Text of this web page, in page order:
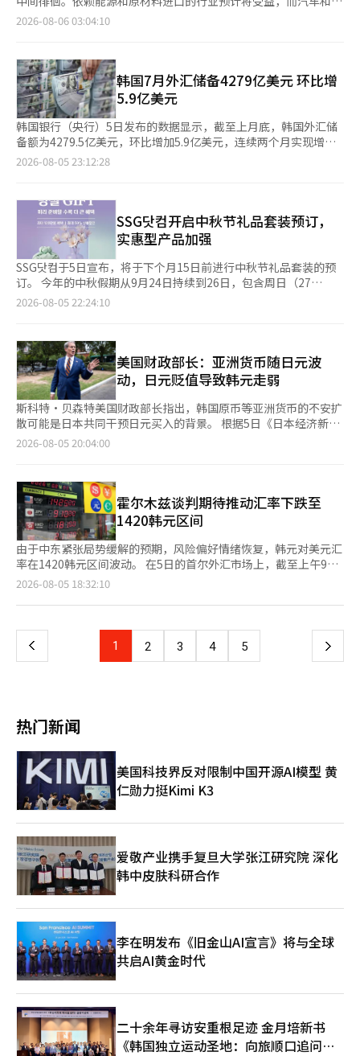
利率可能继续下行。 - 然而，利率下行的幅度可能有限，因为需要
确认的材料较多。 - 会议记录中几乎没有考虑连续加息的委员，而
10月。 ◆收盘后（5日）主要公告 ▷LG CNS决定进行约727亿韩
元的中期现金分红……每股750韩元 ▷哈纳微电子决定发行规模为
1000亿韩元的可交换债券 ▷由于管理类别指定的担忧，썸에이지
决定撤回股东配售增资 ▷考来铅决定进行1019亿韩元的季度现金
分红……每股5000韩元 ▷光和电子完成60亿韩元规模的私募可转
换债券发行 ◆基金动态（截至4日，不包括ETF） 国内股票型：
357亿韩元 海外股票型：-10亿韩元 ◆今日（周四）主要日程 德
国：工厂订单（6月） 欧元区：零售销售（6月） 美国：单位劳动
价压力、中东战争导致的能源供应不稳定及人工智能(AI)投资扩大
的影响是否会减缓。 库克在上个月29日的联邦公开市场委员会
利率维持不变的决定以9票对3票通过。 克利夫兰联邦储备银行行
长贝斯·哈梅克、明尼阿波利斯联邦储备银行行长尼尔·卡西卡里
和达拉斯联邦储备银行行长洛里·洛根均要求加息0.25个百分点，
并对此次维持不变的决定投了反对票。 卡西卡里在当天接受CNBC
采访时表示，“现在是逐步加息的合适时机”，并呼吁采取渐进的
加息措施。他指出，“企业业绩、消费和劳动力市场均表现良
好”，并质疑目前的货币政策是否足够紧缩，以明显抑制经济。※
本报道经人工智能（AI）系统翻译与编辑。
电等出口企业则因韩元换算过程中汇兑收益减少，盈利能力预计将
易日下跌8.0韩元。与上个月6日的收盘价1539.70韩元相比，下跌
了111.5韩元（7.3%）。韩元对美元汇率在6月5日达到1561.50韩
元的年内高点后，因政府的外汇市场稳定措施、SK海力士的美国
存托凭证（ADR）相关兑换需求，以及美日货币政策的协同等因
素，汇率在本月初降至1430韩元中间，并连续三天下跌。 随着汇
率上升势头的减弱，曾因高汇率和业绩恶化而苦苦挣扎的行业迎来
了“甘霖”。当韩元对美元走强时，航空、锂电池、钢铁和石化等
企业在以美元支付原油进口费用时，固定成本降低，盈利能力得到
维修费及采购部件费用时，外汇负债急剧增加，损失严重。旅游和
免税店行业也对韩元走强带来的需求恢复充满期待。 相反，出口
比例较高的企业预计将面临盈利下降。半导体、汽车、造船和国防
等出口行业因海外销售款以美元结算，汇率越高，销售额和营业利
润越大。证券界分析认为，韩元对美元汇率每波动10韩元，三星电
子和SK海力士的年营业利润分别会波动约3000亿韩元和1000亿韩
元。现代汽车和起亚也表示，汇率每下降10韩元，营业利润将减少
2000亿至3000亿韩元。 企业们正因汇率波动性加大而为中长期影
了负担”，并表示“将赚取的外汇优先分配到美元支出项目，同时
调整各货币资产和负债规模，并利用多种衍生产品来加强汇率风险
管理。”※ 本报道经人工智能（AI）系统翻译与编辑。
2026-08-06 03:04:10
韩国7月外汇储备4279亿美元 环比增
5.9亿美元
韩国银行（央行）5日发布的数据显示，截至上月底，韩国外汇储
备额为4279.5亿美元，环比增加5.9亿美元，连续两个月实现增
长。 央行表示，尽管与国民年金公团进行了外汇互换，但受新发
幅增加。 从资产构成来看，有价证券环比减少33.9亿美元，为
3806.8亿美元；国际货币基金组织（IMF）特别提款权（SDR）减
少3000万美元，为157.8亿美元；存款准备金增加25.9亿美元，达
213.5亿美元；黄金储备维持在47.9亿美元不变。 截至6月底，韩
国外汇储备规模为4274亿美元，位于全球第10位，较5月底上升3
位。中国大陆以3.4105万亿美元位居全球第一，其后依次为日本
（1.3830万亿美元）、瑞士（1.0823万亿美元）、俄罗斯（7587
亿美元）、印度（6907亿美元）、中国台湾（6025亿美元）、德
亿美元）、法国（4494亿美元）和中国香港（4421亿美元）。
2026-08-05 23:12:28
SSG닷컴开启中秋节礼品套装预订，
实惠型产品加强
SSG닷컴于5日宣布，将于下个月15日前进行中秋节礼品套装的预
订。 今年的中秋假期从9月24日持续到26日，包含周日（27
日），形成四天的假期。SSG닷컴预计，由于假期相对较短，在线
韩元左右的实惠型礼品套装数量比去年中秋节增加了18%。 作为
高端代表商品，自有品牌“正谈”的水果套装包含苹果、梨、阳光
蜜葡萄和苹果芒果，售价在9万5000韩元左右。“清潭晨家”的
1++ No.9等级和牛烤肉套装售价在30万韩元左右，此外还有朝鲜
酒店与度假村的70多种食品及生活方式套装，以及“卡比亚里”的
鱼子酱套装等高端美食商品。 在实惠型产品阵容中，准备了“大
川海苔”罐装海苔、“沙潮”金枪鱼罐头、“新罗名果”马德琳等
食品套装，价格在1万韩元左右。同时，还推出了“爱敬”、“LG
间购买时，部分商品可享受最高50%的折扣优惠。根据购买金额，
还可获得最高120万韩元的SSG货币积分或即时折扣优惠。 付费会
员“쓱7클럽”的会员将获得额外优惠。将提供水果、和牛、金枪
鱼等会员专属特价商品，购买“쓱配送”套装时可获得支付金额的
7%作为SSG货币积分，购买快递配送套装时可获得3%的积分。最
近三个月内购买4次以上且购买金额超过100万韩元的“쓱7클럽
VIP”客户将享受无限制的积分优惠。 방승재 SSG닷컴市场部负责
人表示：“希望大家能够合理利用预订和会员优惠，准备中秋节礼
物。”
2026-08-05 22:24:10
美国财政部长：亚洲货币随日元波
动，日元贬值导致韩元走弱
斯科特·贝森特美国财政部长指出，韩国原币等亚洲货币的不安扩
散可能是日本共同干预日元买入的背景。 根据5日《日本经济新
闻》的报道，贝森特在前一天接受该报独家采访时表示：“目前许
感到提升人民币价值的压力。” 贝森特将1990年代亚洲金融危机
的教训作为此次美日共同干预的背景。他指出，1998年日元贬值
导致亚洲金融危机进一步恶化。 他在同一天接受美国CNBC电视台
采访时表示：“如果日元持续贬值，其他货币也可能随之贬值，我
已经目睹韩元出现过度波动的情况。”他强调：“日元的水平可能
引发其他问题或竞争性货币贬值，这并不健康，稳定的日元对美国
及整个亚洲都非常重要。” 此前，美国和日本货币当局于上个月
31日（当地时间）进行了近28年来首次的日元买入共同干预。干
预后，日元迅速回升，韩元也随之上涨，市场上出现了韩国外汇当
官员指出：“日本的进口依赖度高，日元贬值推动了物价上
涨。”他表示，如果日本国债利率上升，全球资金流动将发生变
他对日本银行行长上田和夫表示：“我认识他15年，非常信任他，
的政策将导致日元升值，这应被视为一个信号。” 暗示可能进行
进一步干预 贝森特表示，未来可能会进行进一步的共同干预。他
说：“我们与东京保持密切沟通，将采取必要措施，以支持美国经
济和纳税人，并稳定全球经济。” 美国高级官员也表示，未来的
共同干预“所有选择都是开放的”，这意味着不排除以出售美元的
方式进行干预。 不过，在此次干预中，美国是购买日元并出售欧
元，该官员解释说，直接出售美元可能会被视为美国试图引导美元
贬值，因此希望明确维持强美元政策。 美国还在关注对日元贬值
下注的投机势力。美国高级官员指出，近期日元卖出头寸已达到数
年来的最高水平，但他强调日本并没有出现资本大量外流的迹象。
日本财务省财务官三村篤史将此次干预评价为“美日货币联盟的最
终形式”。美国高级官员还表示，未来可能将共同干预机制扩大到
七国集团（G7），并认为“G7国家之间可能会有参与意愿。”※
本报道经人工智能（AI）系统翻译与编辑。
2026-08-05 20:04:00
霍尔木兹谈判期待推动汇率下跌至
1420韩元区间
由于中东紧张局势缓解的预期，风险偏好情绪恢复，韩元对美元汇
率在1420韩元区间波动。 在5日的首尔外汇市场上，截至上午9时
15分，韩元对美元汇率为1429.5韩元。 当天汇率在上午6时开盘时
·贝尔森特表示，美国与伊朗有可能在两天内就霍尔木兹海峡的重
数和标准普尔500指数均创下历史新高。特别是标准普尔500指数
在收盘时再次刷新了自6月2日以来的最高纪录。 中东紧张局势缓
每桶75.77美元。 我们的银行经济学家闵京源表示：“霍尔木兹航
道的设定、协议草案的共享等一系列中东利好消息使市场情绪发生
了逆转，风险货币韩元有望受益。” 他进一步指出：“考虑到国
际油价下跌和成长股强势，预计汇率将尝试稳定在1420韩元区
间，关键在于能否吸收区域内美元的实际需求，如果再加上延期交
割的情况，汇率可能会降至1420韩元的低位。”※ 本报道经人工
智能（AI）系统翻译与编辑。
2026-08-05 18:32:10
上
页
1 2 3 4 5 下
热门新闻
美国科技界反对限制中国开源AI模型 黄
仁勋力挺Kimi K3
爱敬产业携手复旦大学张江研究院 深化
韩中皮肤科研合作
李在明发布《旧金山AI宣言》将与全球
共启AI黄金时代
二十余年寻访安重根足迹 金月培新书
《韩国独立运动圣地：向旅顺口追问历